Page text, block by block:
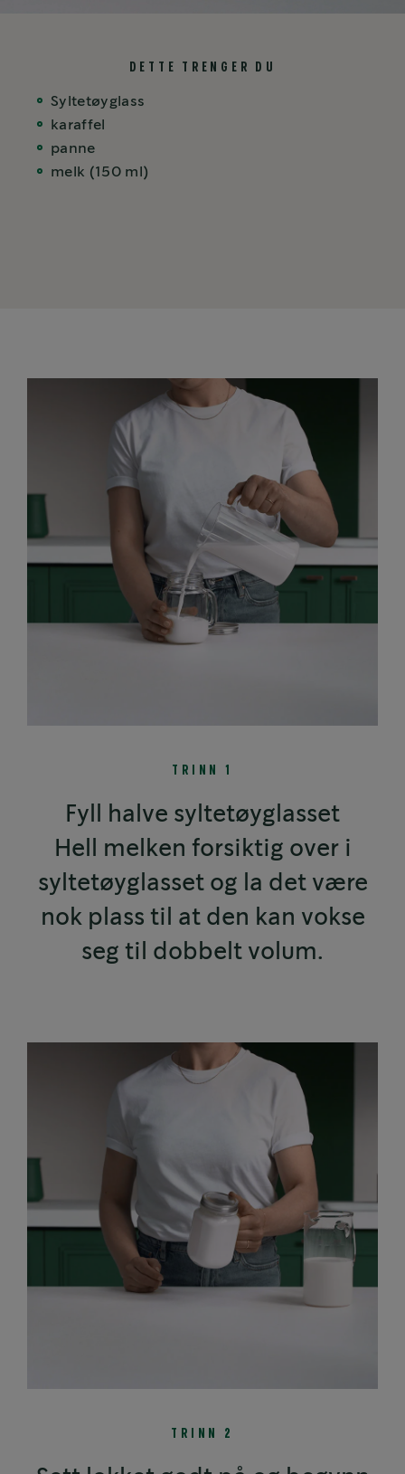
DETTE TRENGER DU
Syltetøyglass
karaffel
panne
melk (150 ml)
TRINN 1
Fyll halve syltetøyglasset
Hell melken forsiktig over i
syltetøyglasset og la det være
nok plass til at den kan vokse
seg til dobbelt volum.
TRINN 2